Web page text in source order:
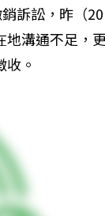
訴訟，昨（
溝通不足，
。